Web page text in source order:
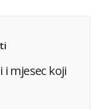
mjesec koji